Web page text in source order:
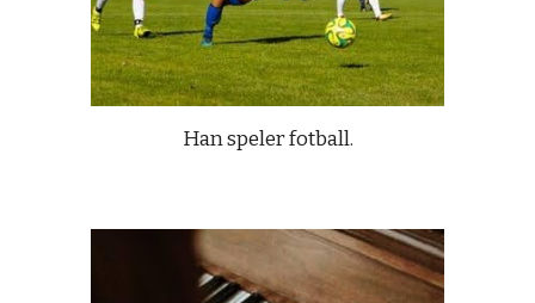
Han speler fotball.